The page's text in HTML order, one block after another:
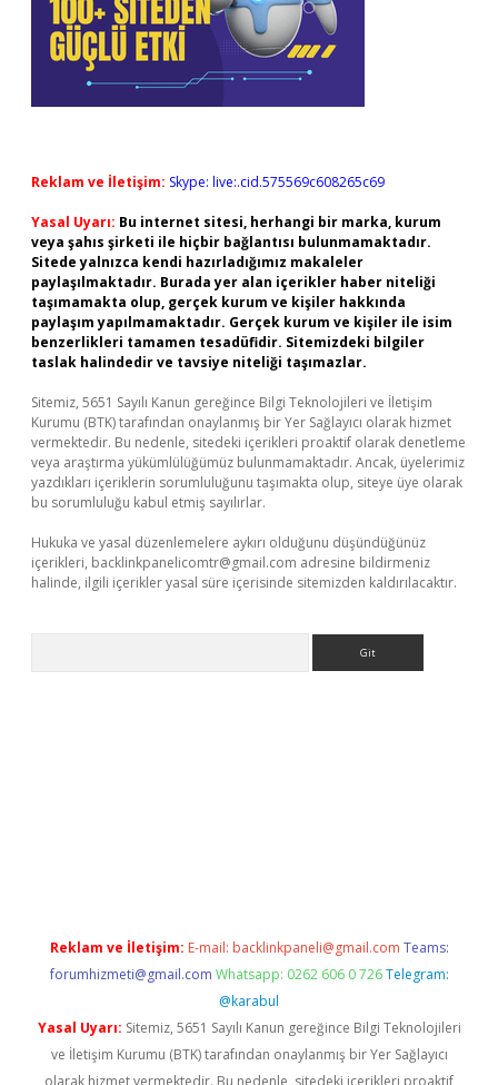
Reklam ve İletişim: Skype: live:.cid.575569c608265c69
Yasal Uyarı: Bu internet sitesi, herhangi bir marka, kurum
veya şahıs şirketi ile hiçbir bağlantısı bulunmamaktadır.
Sitede yalnızca kendi hazırladığımız makaleler
paylaşılmaktadır. Burada yer alan içerikler haber niteliği
taşımamakta olup, gerçek kurum ve kişiler hakkında
paylaşım yapılmamaktadır. Gerçek kurum ve kişiler ile isim
benzerlikleri tamamen tesadüfidir. Sitemizdeki bilgiler
taslak halindedir ve tavsiye niteliği taşımazlar.
Sitemiz, 5651 Sayılı Kanun gereğince Bilgi Teknolojileri ve İletişim
Kurumu (BTK) tarafından onaylanmış bir Yer Sağlayıcı olarak hizmet
vermektedir. Bu nedenle, sitedeki içerikleri proaktif olarak denetleme
veya araştırma yükümlülüğümüz bulunmamaktadır. Ancak, üyelerimiz
yazdıkları içeriklerin sorumluluğunu taşımakta olup, siteye üye olarak
bu sorumluluğu kabul etmiş sayılırlar.
Hukuka ve yasal düzenlemelere aykırı olduğunu düşündüğünüz
içerikleri, backlinkpanelicomtr@gmail.com adresine bildirmeniz
halinde, ilgili içerikler yasal süre içerisinde sitemizden kaldırılacaktır.
Reklam ve İletişim: E-mail: backlinkpaneli@gmail.com Teams:
forumhizmeti@gmail.com Whatsapp: 0262 606 0 726 Telegram:
@karabul
Yasal Uyarı: Sitemiz, 5651 Sayılı Kanun gereğince Bilgi Teknolojileri
ve İletişim Kurumu (BTK) tarafından onaylanmış bir Yer Sağlayıcı
olarak hizmet vermektedir. Bu nedenle, sitedeki içerikleri proaktif